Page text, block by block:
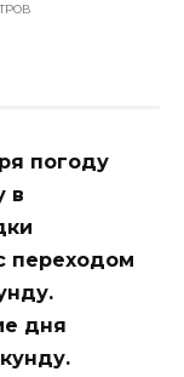
погоду
в
переходом
дня